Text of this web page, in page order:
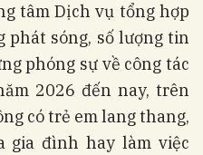
tâm Dịch vụ tổng hợp
phát sóng, số lượng tin
phóng sự về công tác
2026 đến nay, trên
có trẻ em lang thang,
gia đình hay làm việc